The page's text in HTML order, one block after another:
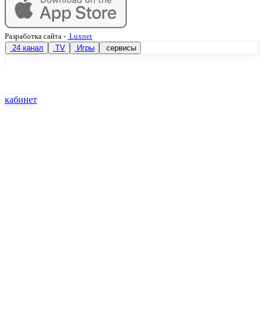
Разработка сайта - Luxnet
24 канал
TV Игры сервисы
кабинет